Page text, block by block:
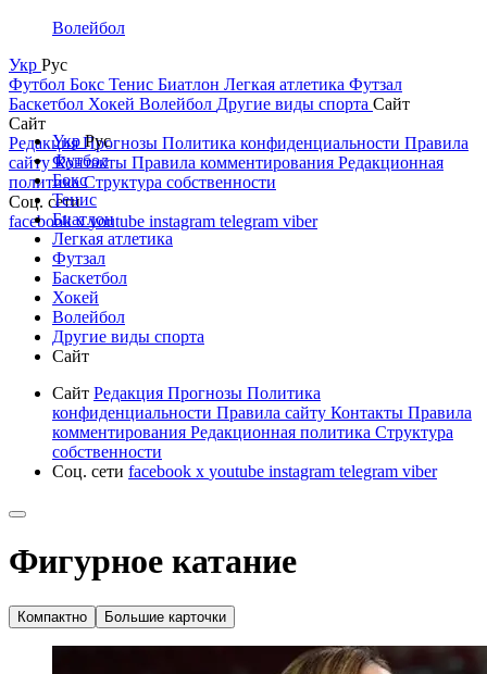
Волейбол
Укр Рус
Футбол Бокс Тенис Биатлон Легкая атлетика Футзал
Баскетбол Хокей Волейбол Другие виды спорта Сайт
Сайт
РедакцияПрогнозы Политика конфиденциальности Правила
сайтуКонтакты Правила комментирования Редакционная
политикаСтруктура собственности
Соц. сети
facebookxyoutube instagram telegram viber
УкрРус
Футбол
Бокс
Тенис
Биатлон
Легкая атлетика
Футзал
Баскетбол
Хокей
Волейбол
Другие виды спорта
Сайт
Сайт Редакция Прогнозы Политика
конфиденциальности Правила сайту Контакты Правила
комментирования Редакционная политика Структура
собственности
Соц. сети facebook x youtube instagram telegram viber
Фигурное катание
Компактно Большие карточки